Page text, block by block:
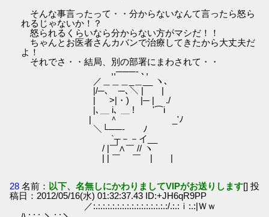
そんな事言ったって・・分からないなんて言ったら怒ら
れるじゃないか！？
怒られるくらいなら分からない方がマシだ！！
ちゃんとお医者さんカバンで治療してきたから大丈夫だ
よ！
それでさ・・結局、別の部署にまわされて・・
,,───- ､,
／＿＿＿_＿__ ヽ､
|/─､ ─､＼ | |
| >|・) |─ | ./
|､＿ i､ ＿ ! '⌒i
| ＾ _'ﾉ
＼└──- ﾉ
`┬－－イ__
/ |￣∧￣ // ヽ
| | ￣ ￣ | |
28 名前： 以下、名無しにかわりましてVIPがお送りします[] 投
稿日：2012/05/16(水) 01:32:37.43 ID:+JH6qR9PP
／:.:.:.:.:.:.:.:.:.:.:.:.:.:.:.:/.:.:ｉ:.:|Ｗｗ